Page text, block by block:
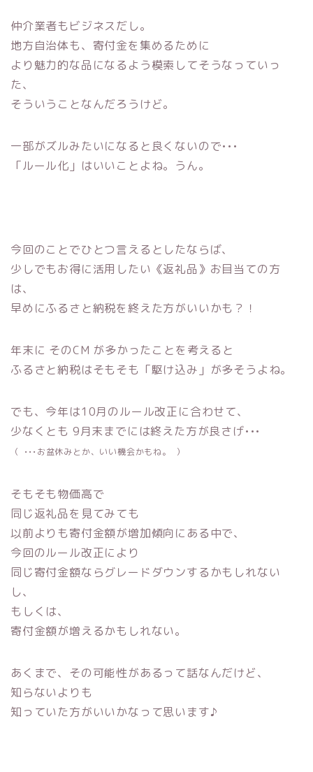
仲介業者もビジネスだし。
地方自治体も、寄付金を集めるために
より魅力的な品になるよう模索してそうなっていっ
た、
そういうことなんだろうけど。
一部がズルみたいになると良くないので•••
「ルール化」はいいことよね。うん。
今回のことでひとつ言えるとしたならば、
少しでもお得に活用したい《返礼品》お目当ての方
は、
早めにふるさと納税を終えた方がいいかも？！
年末に そのCM が多かったことを考えると
ふるさと納税はそもそも「駆け込み」が多そうよね。
でも、今年は10月のルール改正に合わせて、
少なくとも 9月末までには終えた方が良さげ•••
（ •••お盆休みとか、いい機会かもね。 ）
そもそも物価高で
同じ返礼品を見てみても
以前よりも寄付金額が増加傾向にある中で、
今回のルール改正により
同じ寄付金額ならグレードダウンするかもしれない
し、
もしくは、
寄付金額が増えるかもしれない。
あくまで、その可能性があるって話なんだけど、
知らないよりも
知っていた方がいいかなって思います♪